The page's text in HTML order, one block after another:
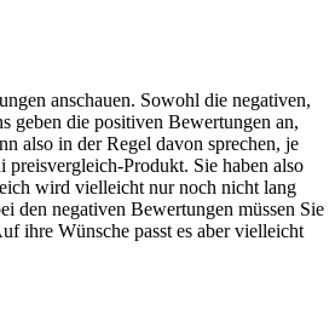
anschauen. Sowohl die negativen,
geben die positiven Bewertungen an,
also in der Regel davon sprechen, je
preisvergleich-Produkt. Sie haben also
wird vielleicht nur noch nicht lang
den negativen Bewertungen müssen Sie
ihre Wünsche passt es aber vielleicht